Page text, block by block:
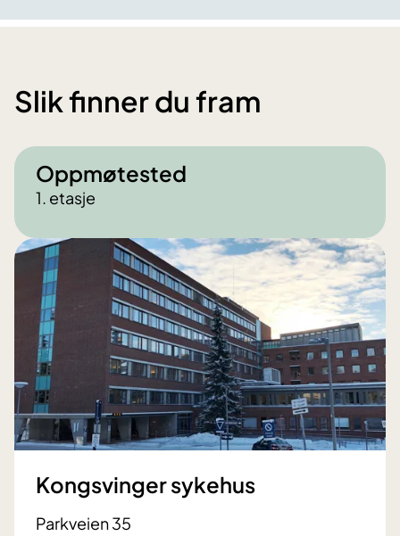
Slik finner du fram
Oppmøtested
1. etasje
Kongsvinger sykehus
Parkveien 35